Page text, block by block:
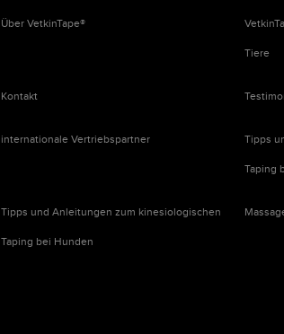
Über VetkinTape®
Tiere
Kontakt
internationale Vertriebspartner Tipps
Taping
Tipps und Anleitungen zum kinesiologischen
Taping bei Hunden